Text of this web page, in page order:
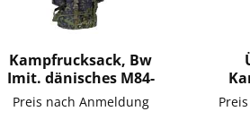
Kampfrucksack, Bw
Imit. dänisches M84-
tarn neu
Preis nach Anmeldung